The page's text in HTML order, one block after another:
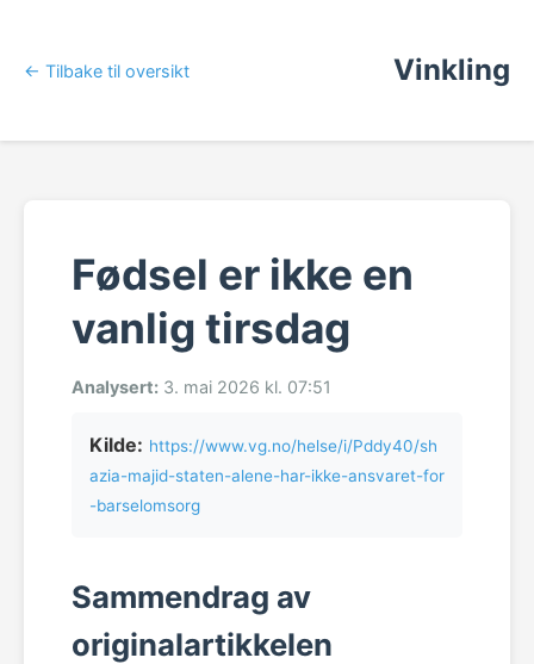
← Tilbake til oversikt Vinkling
Fødsel er ikke en
vanlig tirsdag
Analysert: 3. mai 2026 kl. 07:51
Kilde: https://www.vg.no/helse/i/Pddy40/sh
azia-majid-staten-alene-har-ikke-ansvaret-for
-barselomsorg
Sammendrag av
originalartikkelen